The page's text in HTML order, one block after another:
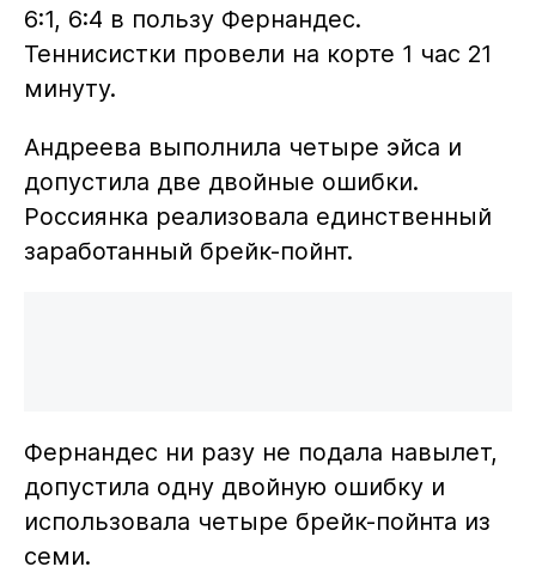
6:1, 6:4 в пользу Фернандес.
Теннисистки провели на корте 1 час 21
минуту.
Андреева выполнила четыре эйса и
допустила две двойные ошибки.
Россиянка реализовала единственный
заработанный брейк-пойнт.
Фернандес ни разу не подала навылет,
допустила одну двойную ошибку и
использовала четыре брейк-пойнта из
семи.